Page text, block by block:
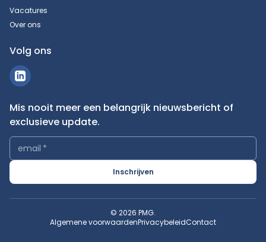
Vacatures
Over ons
Volg ons
Mis nooit meer een belangrijk nieuwsbericht of
exclusieve update.
email *
Inschrijven
© 2026 PMG.
Algemene voorwaardenPrivacybeleidContact